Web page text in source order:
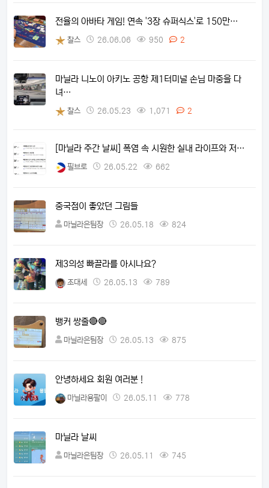
전율의 아바타 게임! 연속 '3장 슈퍼식스'로 150만…
찰스 26.06.06 950 2
마닐라 니노이 아키노 공항 제1터미널 손님 마중을 다
녀…
찰스 26.05.23 1,071 2
[마닐라 주간 날씨] 폭염 속 시원한 실내 라이프와 저…
필브로 26.05.22 662
중국점이 좋았던 그림들
마닐라은팀장 26.05.18 824
제3의성 빠끌라를 아시나요?
조대세 26.05.13 789
뱅커 쌍줄🔴🔴
마닐라은팀장 26.05.13 875
안녕하세요 회원 여러분 !
마닐라용팔이 26.05.11 778
마닐라 날씨
마닐라은팀장 26.05.11 745